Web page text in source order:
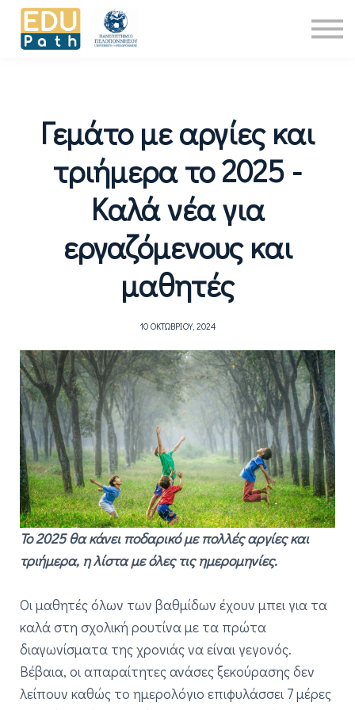
Είσοδος
Γεμάτο με αργίες και
τριήμερα το 2025 -
Καλά νέα για
εργαζόμενους και
μαθητές
10 ΟΚΤΩΒΡΊΟΥ, 2024
Το 2025 θα κάνει ποδαρικό με πολλές αργίες και
τριήμερα, η λίστα με όλες τις ημερομηνίες.
Οι μαθητές όλων των βαθμίδων έχουν μπει για τα
καλά στη σχολική ρουτίνα με τα πρώτα
διαγωνίσματα της χρονιάς να είναι γεγονός.
Βέβαια, οι απαραίτητες ανάσες ξεκούρασης δεν
λείπουν καθώς το ημερολόγιο επιφυλάσσει 7 μέρες